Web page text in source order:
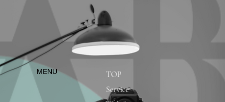
​MENU
TOP
Service